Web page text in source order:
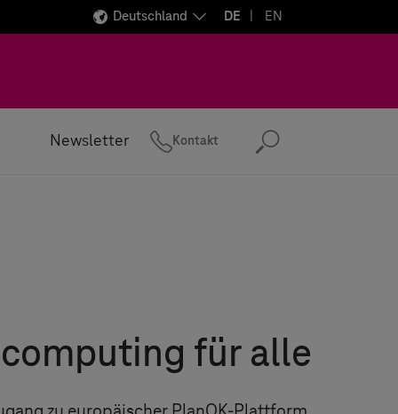
Deutschland DE EN
Newsletter Kontakt Suchen
für alle